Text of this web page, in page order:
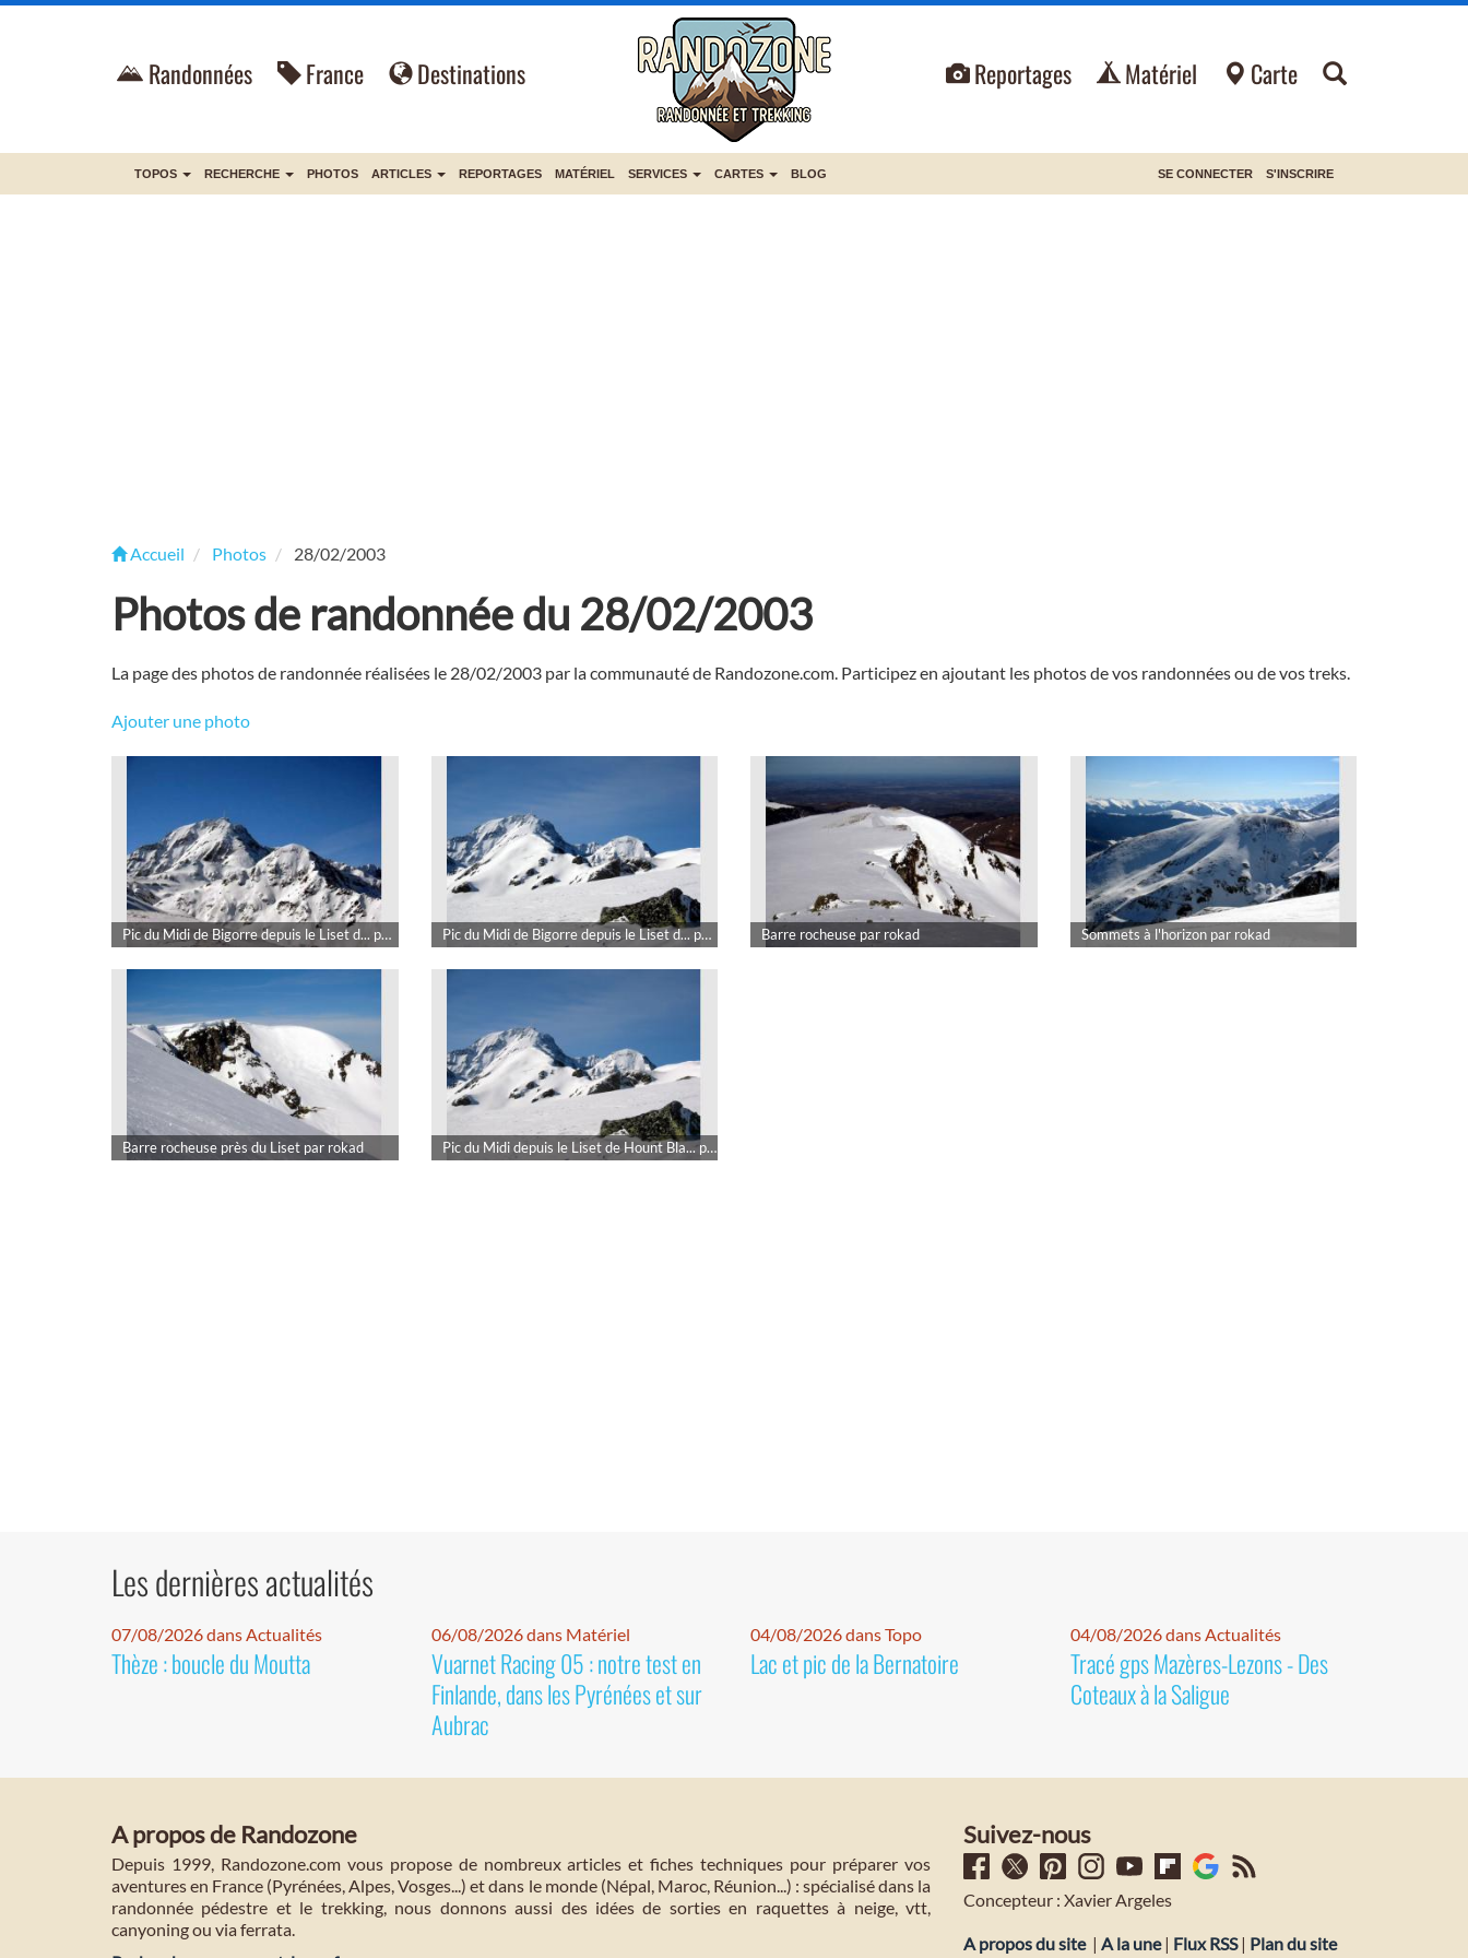
Randonnées France Destinations Reportages Matériel Carte
TOPOS RECHERCHE PHOTOS ARTICLES REPORTAGES MATÉRIEL SERVICES CARTES BLOG SE CONNECTER S'INSCRIRE
Accueil Photos 28/02/2003
Photos de randonnée du 28/02/2003
La page des photos de randonnée réalisées le 28/02/2003 par la communauté de Randozone.com. Participez en ajoutant les photos de vos randonnées ou de vos treks.
Ajouter une photo
Pic du Midi de Bigorre depuis le Liset d... par rokad Pic du Midi de Bigorre depuis le Liset d... par rokad Barre rocheuse par rokad Sommets à l'horizon par rokad
Barre rocheuse près du Liset par rokad Pic du Midi depuis le Liset de Hount Bla... par rokad
Les dernières actualités
07/08/2026 dans Actualités
Thèze : boucle du Moutta
06/08/2026 dans Matériel
Vuarnet Racing 05 : notre test en
Finlande, dans les Pyrénées et sur
Aubrac
04/08/2026 dans Topo
Lac et pic de la Bernatoire
04/08/2026 dans Actualités
Tracé gps Mazères-Lezons - Des
Coteaux à la Saligue
A propos de Randozone
Depuis 1999, Randozone.com vous propose de nombreux articles et fiches techniques pour préparer vos
aventures en France (Pyrénées, Alpes, Vosges...) et dans le monde (Népal, Maroc, Réunion...) : spécialisé dans la
randonnée pédestre et le trekking, nous donnons aussi des idées de sorties en raquettes à neige, vtt,
canyoning ou via ferrata.
Suivez-nous
Concepteur : Xavier Argeles
A propos du site | A la une| Flux RSS| Plan du site